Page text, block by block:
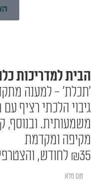
הבית למדריכות
׳תכלת׳ - למענה
גיבוי הלכתי רציף
משמעותית. ובנוסף,
מקיפה ומקדמת
₪35 לחודש, והצטרפי אלינו לבית שיעניק לך המון!